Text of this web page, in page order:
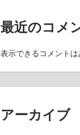
最近のコメ
表示できるコメントは
アーカイブ